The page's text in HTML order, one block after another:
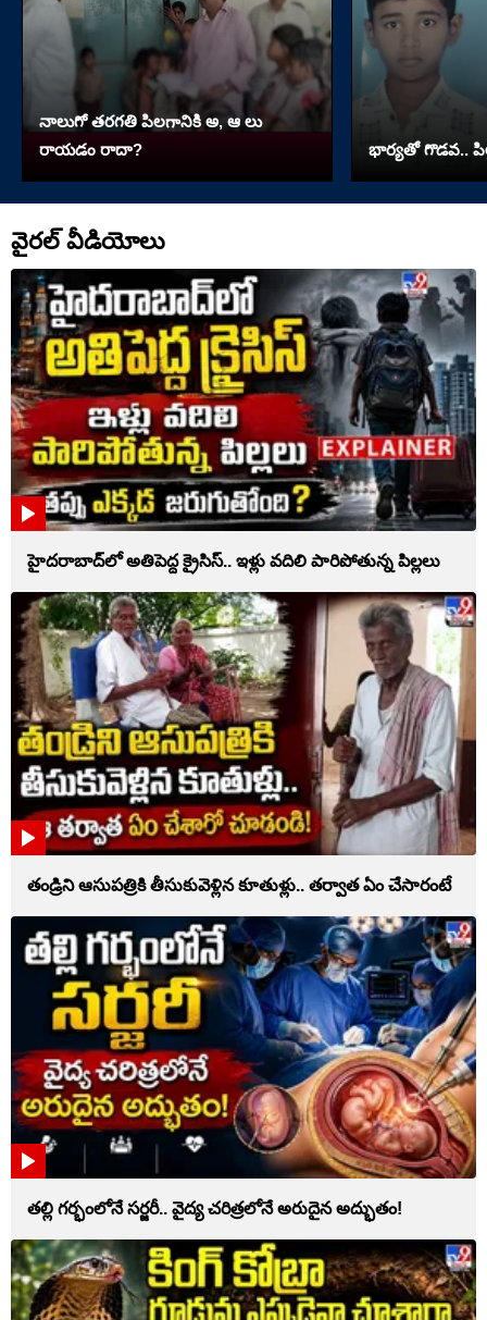
నాలుగో త‌ర‌గతి పిలగానికి అ, ఆ లు
రాయ‌డం రాదా?
భార్యతో గొడవ..
వైరల్ వీడియోలు
హైదరాబాద్‌లో అతిపెద్ద క్రైసిస్.. ఇళ్లు వదిలి పారిపోతున్న పిల్లలు
తండ్రిని ఆసుపత్రికి తీసుకువెళ్లిన కూతుళ్లు.. తర్వాత ఏం చేసారంటే
తల్లి గర్భంలోనే సర్జరీ.. వైద్య చరిత్రలోనే అరుదైన అద్భుతం!